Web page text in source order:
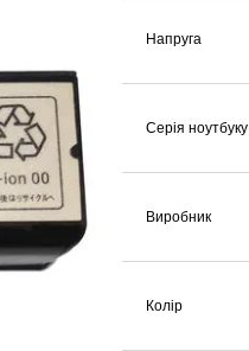
Напруга
Серія ноутбуку
Виробник
Колір